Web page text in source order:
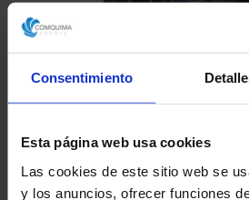
Consentimiento
Esta página web usa cookies
Las cookies de este sitio web se
y los anuncios, ofrecer funciones
DEPÓSITO
SEGUNDA